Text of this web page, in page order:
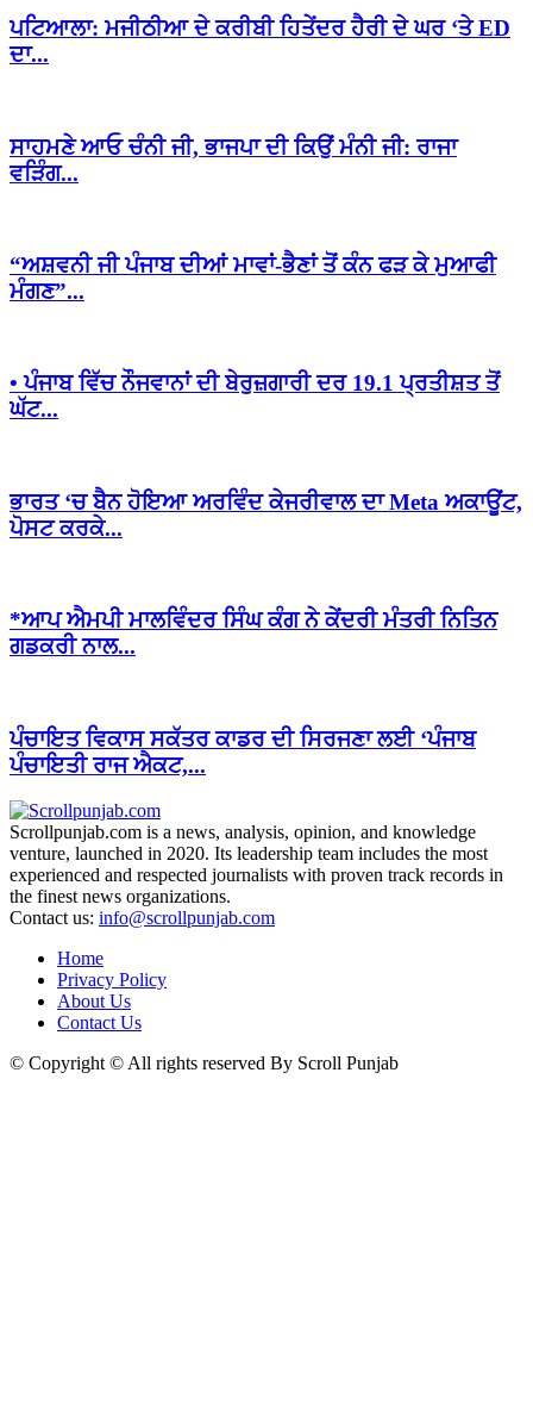
ਪਟਿਆਲਾ: ਮਜੀਠੀਆ ਦੇ ਕਰੀਬੀ ਹਿਤੇਂਦਰ ਹੈਰੀ ਦੇ ਘਰ ‘ਤੇ ED
ਦਾ...
ਸਾਹਮਣੇ ਆਓ ਚੰਨੀ ਜੀ, ਭਾਜਪਾ ਦੀ ਕਿਉਂ ਮੰਨੀ ਜੀ: ਰਾਜਾ
ਵੜਿੰਗ...
“ਅਸ਼ਵਨੀ ਜੀ ਪੰਜਾਬ ਦੀਆਂ ਮਾਵਾਂ-ਭੈਣਾਂ ਤੋਂ ਕੰਨ ਫੜ ਕੇ ਮੁਆਫੀ
ਮੰਗਣ”...
• ਪੰਜਾਬ ਵਿੱਚ ਨੌਜਵਾਨਾਂ ਦੀ ਬੇਰੁਜ਼ਗਾਰੀ ਦਰ 19.1 ਪ੍ਰਤੀਸ਼ਤ ਤੋਂ
ਘੱਟ...
ਭਾਰਤ ‘ਚ ਬੈਨ ਹੋਇਆ ਅਰਵਿੰਦ ਕੇਜਰੀਵਾਲ ਦਾ Meta ਅਕਾਊਂਟ,
ਪੋਸਟ ਕਰਕੇ...
*ਆਪ ਐਮਪੀ ਮਾਲਵਿੰਦਰ ਸਿੰਘ ਕੰਗ ਨੇ ਕੇਂਦਰੀ ਮੰਤਰੀ ਨਿਤਿਨ
ਗਡਕਰੀ ਨਾਲ...
ਪੰਚਾਇਤ ਵਿਕਾਸ ਸਕੱਤਰ ਕਾਡਰ ਦੀ ਸਿਰਜਣਾ ਲਈ ‘ਪੰਜਾਬ
ਪੰਚਾਇਤੀ ਰਾਜ ਐਕਟ,...
Scrollpunjab.com is a news, analysis, opinion, and knowledge
venture, launched in 2020. Its leadership team includes the most
experienced and respected journalists with proven track records in
the finest news organizations.
Contact us: info@scrollpunjab.com
Home
Privacy Policy
About Us
Contact Us
© Copyright © All rights reserved By Scroll Punjab